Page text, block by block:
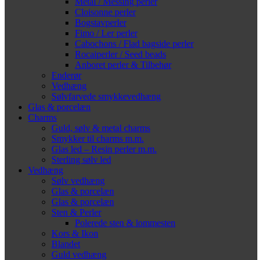
Cloisonne perler
Bogstavperler
Fimo / Ler perler
Cabochons / Flad bagside perler
Rocaiperler / Seed beads
Anboret perler & Tilbehør
Enderør
Vedhæng
Sølvfarvede smykkevedhæng
Glas & porcelæn
Charms
Guld, sølv & metal charms
Smykker til charms m.m.
Glas led – Resin perler m.m.
Sterling sølv led
Vedhæng
Sølv vedhæng
Glas & porcelæn
Glas & porcelæn
Sten & Perler
Polerede sten & lommesten
Kors & Ikon
Blandet
Guld vedhæng